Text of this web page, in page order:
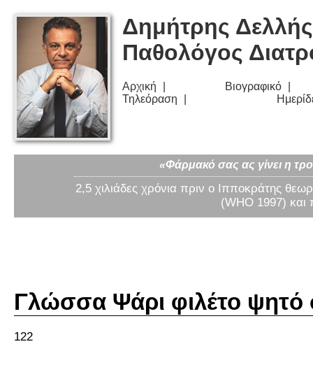
Δημήτρης
Παθολόγος
Αρχική
Βιογραφικό
Τηλεόραση
«Φάρμακό σας ας γίνει η
2,5 χιλιάδες χρόνια πριν ο Ιπποκράτης
(WHO 1997) και
Γλώσσα Ψάρι φιλέτο ψητό
122